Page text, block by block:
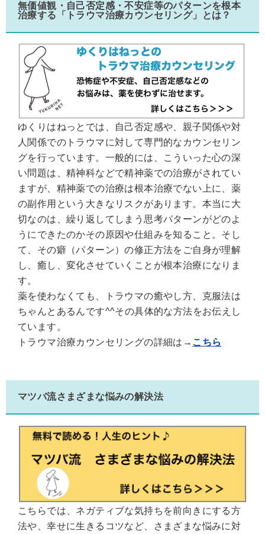
無価値観・自己否定感・不安症等のパターンを根本
治療する「トラウマ治療カウンセリング」とは？
ゆくりはねっとでは、自己否定感や、親子関係や対
人関係でのトラウマに対して専門的なカウンセリン
グを行っています。一般的には、こういった心の深
い問題は、精神科などで精神薬での治療がされてい
ますが、精神薬での治療は根本治療でない上に、薬
の副作用という大きなリスクがあります。本当に大
切なのは、繰り返してしまう思考パターンがどのよ
うにできたのかその原因や仕組みを知ること。そし
て、その癖（パターン）の修正方法をご自身が理解
し、癒し、変化させていくことが根本治療になりま
す。
薬を使わなくても、トラウマの癒やし方、克服法は
ちゃんとあるんです^^その具体的な方法をお伝えし
ています。
トラウマ治療カウンセリングの詳細は→ こちら
マツバ流さまざまな悩みの解決法
こちらでは、ネガティブな気持ちを前向きにする方
法や、幸せに生きるコツなど、さまざまな悩みに対